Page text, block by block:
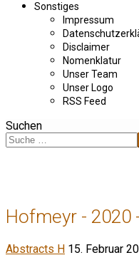
Sonstiges
Impressum
Disclaimer
Nomenklatur
Unser Team
Unser Logo
RSS Feed
Suchen
Hofmeyr - 2020
Abstracts H 15. Februar